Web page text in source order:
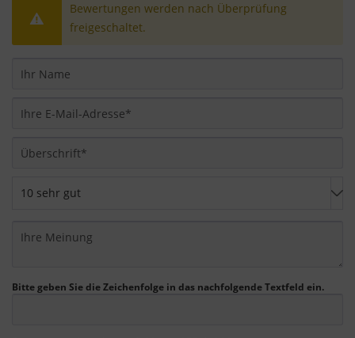
Bewertungen werden nach Überprüfung
freigeschaltet.
Bitte geben Sie die Zeichenfolge in das nachfolgende Textfeld ein.
Rechtsmittel, verarbeitet werden. Wenn Sie auf
"Nur essenzielle Cookies akzeptieren" klicken,